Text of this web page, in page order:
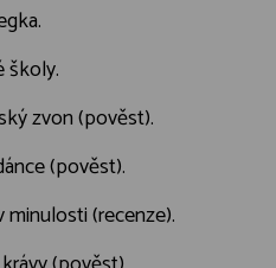
školy.
zvon (pověst).
(pověst).
(recenze).